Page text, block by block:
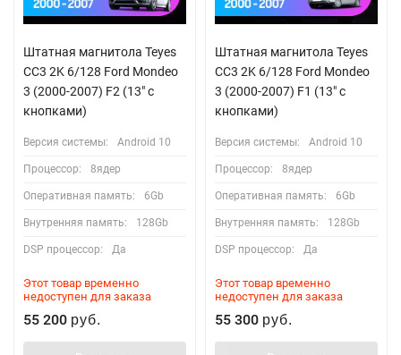
Штатная магнитола Teyes
CC3 2K 6/128 Ford Mondeo
3 (2000-2007) F2 (13" с
кнопками)
Версия системы: Android 10
Процессор: 8ядер
Оперативная память: 6Gb
Внутренняя память: 128Gb
DSP процессор: Да
Этот товар временно
недоступен для заказа
55 200 руб.
Штатная магнитола Teyes
CC3 2K 6/128 Ford Mondeo
3 (2000-2007) F1 (13" с
кнопками)
Версия системы: Android 10
Процессор: 8ядер
Оперативная память: 6Gb
Внутренняя память: 128Gb
DSP процессор: Да
Этот товар временно
недоступен для заказа
55 300 руб.